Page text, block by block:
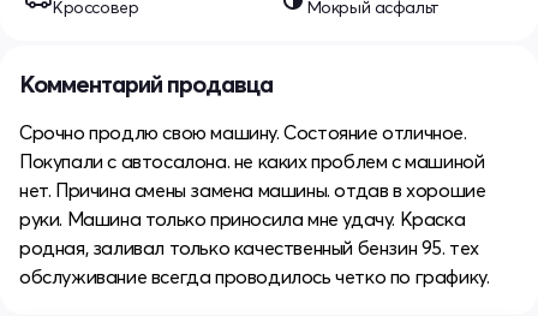
Кроссовер
Мокрый асфальт
Комментарий продавца
Срочно продлю свою машину. Состояние отличное.
Покупали с автосалона. не каких проблем с машиной
нет. Причина смены замена машины. отдав в хорошие
руки. Машина только приносила мне удачу. Краска
родная, заливал только качественный бензин 95. тех
обслуживание всегда проводилось четко по графику.